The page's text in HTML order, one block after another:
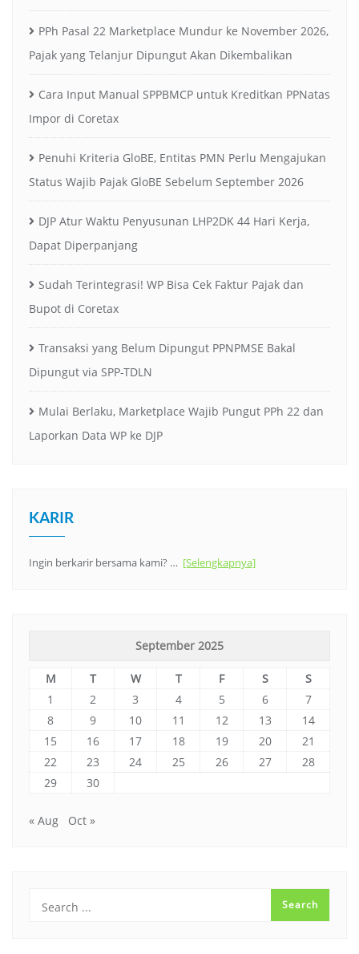
PPh Pasal 22 Marketplace Mundur ke November 2026,
Pajak yang Telanjur Dipungut Akan Dikembalikan
Cara Input Manual SPPBMCP untuk Kreditkan PPNatas
Impor di Coretax
Penuhi Kriteria GloBE, Entitas PMN Perlu Mengajukan
Status Wajib Pajak GloBE Sebelum September 2026
DJP Atur Waktu Penyusunan LHP2DK 44 Hari Kerja,
Dapat Diperpanjang
Sudah Terintegrasi! WP Bisa Cek Faktur Pajak dan
Bupot di Coretax
Transaksi yang Belum Dipungut PPNPMSE Bakal
Dipungut via SPP-TDLN
Mulai Berlaku, Marketplace Wajib Pungut PPh 22 dan
Laporkan Data WP ke DJP
KARIR
Ingin berkarir bersama kami? … [Selengkapnya]
September 2025
M T W T F S
S
1
2 3 4 5 6
7
8
9 10 11 12 13
14
15
16 17 18 19 20
21
22
23 24 25 26 27
28
29
30
« Aug Oct »